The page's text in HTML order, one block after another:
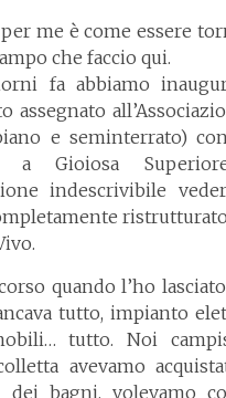
me è come essere
che faccio qui.
fa abbiamo
assegnato
e seminterrato)
a Gioiosa
indescrivibile
quando l’ho
tutto, impianto
tutto. Noi
avevamo
dei bagni, volevamo